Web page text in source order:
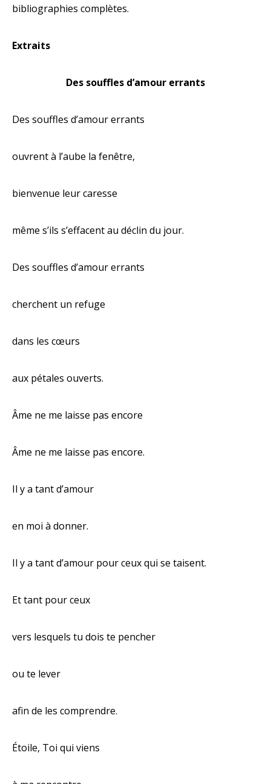
bibliographies complètes.
Extraits
Des souffles d’amour errants
Des souffles d’amour errants
ouvrent à l’aube la fenêtre,
bienvenue leur caresse
même s’ils s’effacent au déclin du jour.
Des souffles d’amour errants
cherchent un refuge
dans les cœurs
aux pétales ouverts.
Âme ne me laisse pas encore
Âme ne me laisse pas encore.
Il y a tant d’amour
en moi à donner.
Il y a tant d’amour pour ceux qui se taisent.
Et tant pour ceux
vers lesquels tu dois te pencher
ou te lever
afin de les comprendre.
Étoile, Toi qui viens